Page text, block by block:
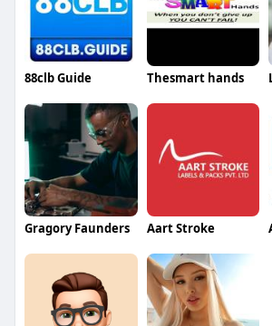
88clb Guide Thesmart hands
Gragory Faunders Aart Stroke